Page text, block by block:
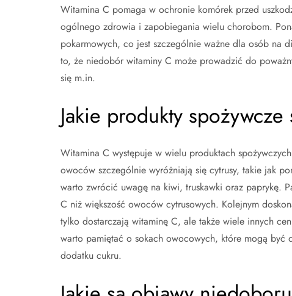
Witamina C pomaga w ochronie komórek przed
ogólnego zdrowia i zapobiegania wielu chorobom.
pokarmowych, co jest szczególnie ważne dla osób na
to, że niedobór witaminy C może prowadzić do
się m.in.
Jakie produkty
Witamina C występuje w wielu produktach
owoców szczególnie wyróżniają się cytrusy, takie jak
warto zwrócić uwagę na kiwi, truskawki oraz paprykę.
C niż większość owoców cytrusowych. Kolejnym
tylko dostarczają witaminę C, ale także wiele innych
warto pamiętać o sokach owocowych, które mogą być
dodatku cukru.